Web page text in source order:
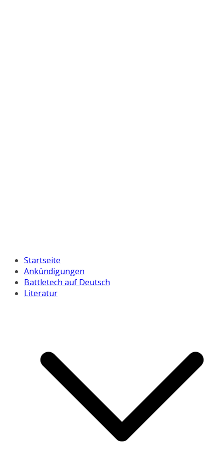
Startseite
Ankündigungen
Battletech auf Deutsch
Literatur